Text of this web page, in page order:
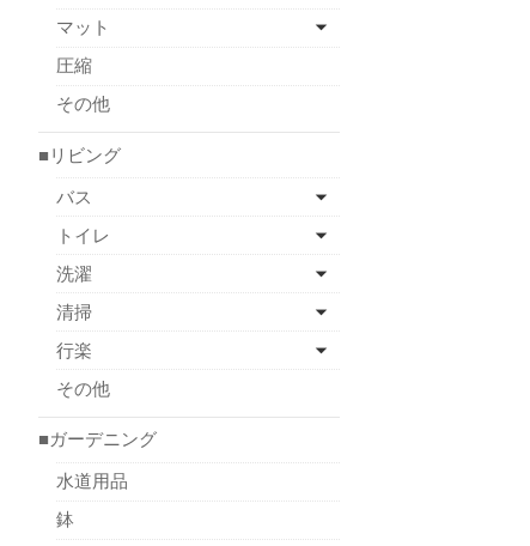
マット
圧縮
その他
■リビング
バス
トイレ
洗濯
清掃
行楽
その他
■ガーデニング
水道用品
鉢